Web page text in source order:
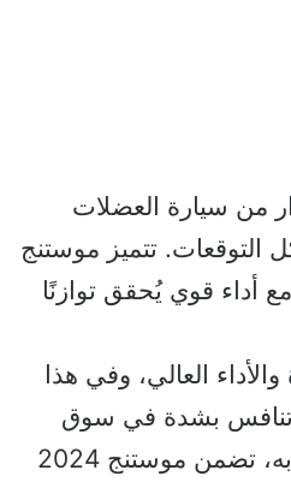
من سيارة العضلات
التوقعات. تتميز موستنج
مع أداء قوي يُحقق توازنًا
العالي، وفي هذا
تنافس بشدة في سوق
السيارات الرياضية. بالإضافة إلى الأداء القوي الذي تتمتع به، تضمن موستنج 2024